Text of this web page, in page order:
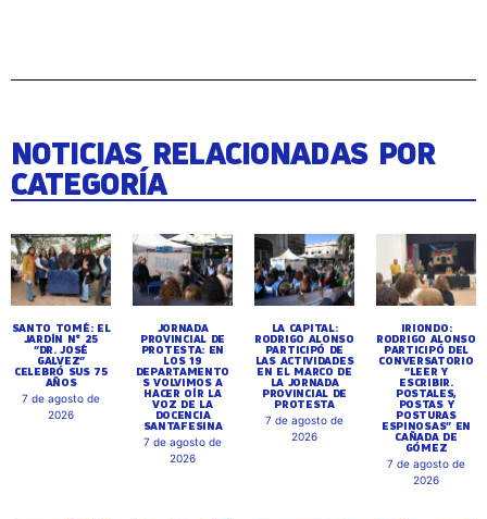
NOTICIAS RELACIONADAS POR
CATEGORÍA
SANTO TOMÉ: EL
JARDÍN N° 25
“DR. JOSÉ
GALVEZ”
CELEBRÓ SUS 75
AÑOS
7 de agosto de
2026
JORNADA
PROVINCIAL DE
PROTESTA: EN
LOS 19
DEPARTAMENTO
S VOLVIMOS A
HACER OÍR LA
VOZ DE LA
DOCENCIA
SANTAFESINA
7 de agosto de
2026
LA CAPITAL:
RODRIGO ALONSO
PARTICIPÓ DE
LAS ACTIVIDADES
EN EL MARCO DE
LA JORNADA
PROVINCIAL DE
PROTESTA
7 de agosto de
2026
IRIONDO:
RODRIGO ALONSO
PARTICIPÓ DEL
CONVERSATORIO
“LEER Y
ESCRIBIR.
POSTALES,
POSTAS Y
POSTURAS
ESPINOSAS” EN
CAÑADA DE
GÓMEZ
7 de agosto de
2026